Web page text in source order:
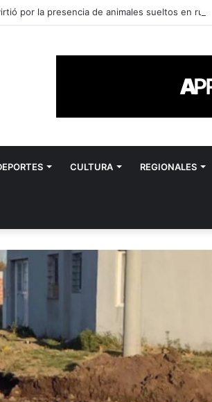
por la presencia de animales sueltos en rutas
CULTURA REGIONALES